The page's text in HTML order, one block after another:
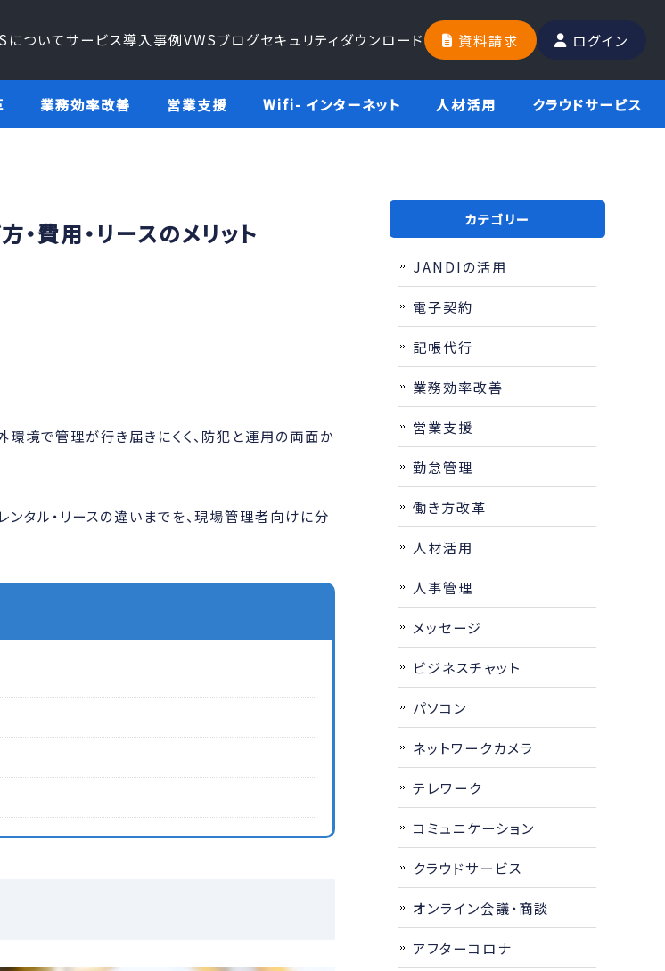
についてサービス導入事例VWSブログセキュリティダウンロード 資料請求 ログイン
業務効率改善 営業支援 Wifi- インターネット 人材活用 クラウドサービス
費用・リースのメリット
境で管理が行き届きにくく、防犯と運用の両面か
タル・リースの違いまでを、現場管理者向けに分
カテゴリー
JANDIの活用
電子契約
記帳代行
業務効率改善
営業支援
勤怠管理
働き方改革
人材活用
人事管理
メッセージ
ビジネスチャット
パソコン
ネットワークカメラ
テレワーク
コミュニケーション
クラウドサービス
オンライン会議・商談
アフターコロナ